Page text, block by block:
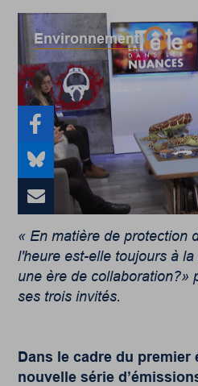
Environnement
« En matière de protection
l'heure est-elle toujours à
une ère de collaboration?»
ses trois invités.
Dans le cadre du premier
nouvelle série